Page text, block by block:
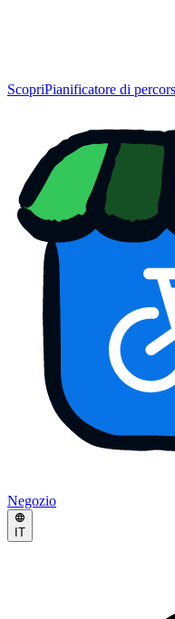
ScopriPianificatore di
Negozio
IT